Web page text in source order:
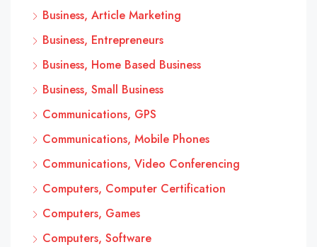
Business, Article Marketing
Business, Entrepreneurs
Business, Home Based Business
Business, Small Business
Communications, GPS
Communications, Mobile Phones
Communications, Video Conferencing
Computers, Computer Certification
Computers, Games
Computers, Software